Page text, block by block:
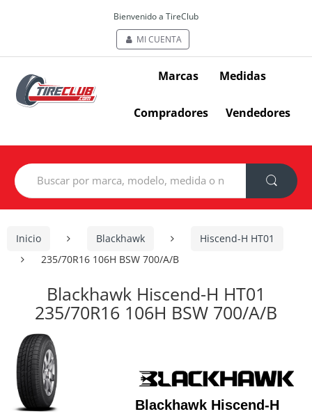
Bienvenido a TireClub
MI CUENTA
Marcas Medidas
Compradores Vendedores
Search
for:
Inicio Blackhawk
Hiscend-H HT01
235/70R16 106H BSW 700/A/B
Blackhawk Hiscend-H HT01
235/70R16 106H BSW 700/A/B
Blackhawk Hiscend-H